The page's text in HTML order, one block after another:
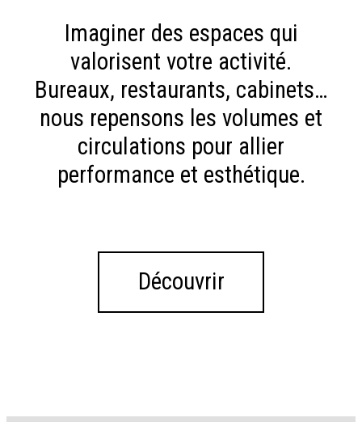
Imaginer des espaces qui
valorisent votre activité.
Bureaux, restaurants, cabinets…
nous repensons les volumes et
circulations pour allier
performance et esthétique.
Découvrir